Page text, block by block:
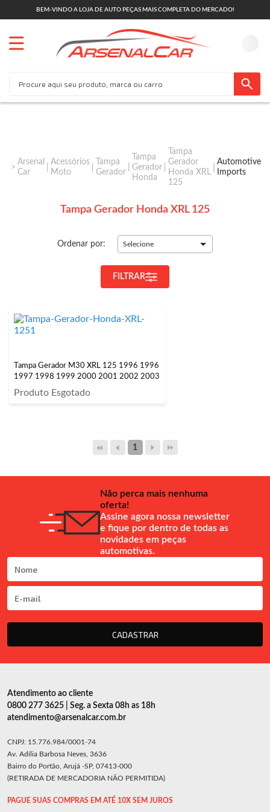
BEM-VINDO A LOJA DE AUTO PEÇAS MAIS COMPLETA DO MERCADO!
Arsenal
Car
Acessórios
Moto
Tampa
Gerador
Tampa
Gerador
Honda
Tampa
Gerador
Honda XRL
125
Automotive
Imports
Tampa Gerador Honda XRL 125
Ordenar por: Selecione
FILTRAR
Tampa Gerador M30 XRL 125 1996 1996
1997 1998 1999 2000 2001 2002 2003
Produto Esgotado
1
Não perca mais nenhuma
oferta!
Assine agora nossa newsletter
e fique por dentro de todas as
novidades em peças
automotivas.
CADASTRAR
Atendimento ao cliente
0800 277 3625 | Seg. a Sexta 08h as 18h
atendimento@arsenalcar.com.br
CNPJ: 15.776.984/0001-74
Av. Adília Barbosa Neves, 3636
Bairro do Portão, Arujá -SP, 07413-000
(RETIRADA DE MERCADORIA NÃO PERMITIDA)
PAGUE SUAS COMPRAS EM ATÉ 10X SEM JUROS